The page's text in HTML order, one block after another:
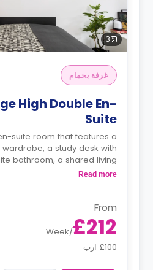
3
غرفة بحمام
High Double En-
Suite
en-suite room that features a
a study desk with
bathroom, a shared living
that has a fridge and a
Read more
From
£212
/
Week
£100 ارب